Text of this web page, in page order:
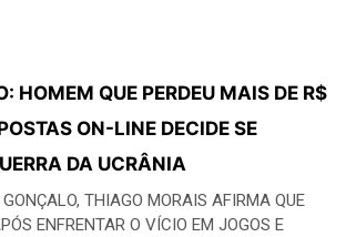
HOMEM QUE PERDEU MAIS DE R$
ON-LINE DECIDE SE
DA UCRÂNIA
THIAGO MORAIS AFIRMA QUE
ENFRENTAR O VÍCIO EM JOGOS E